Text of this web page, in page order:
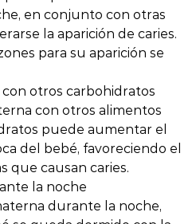
en conjunto con otras
la aparición de caries.
para su aparición se
otros carbohidratos
con otros alimentos
puede aumentar el
del bebé, favoreciendo el
que causan caries.
la noche
durante la noche,